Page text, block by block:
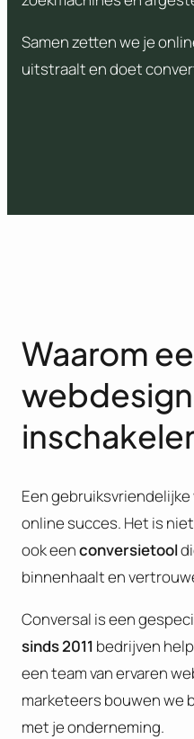
Samen zetten we je
uitstraalt en doet
Waarom
Een
online succes. Het is
ook eenconversietool
binnenhaalt en
Conversal is een
sinds 2011 bedrijven
een team van ervaren
marketeers bouwen we
met je onderneming.